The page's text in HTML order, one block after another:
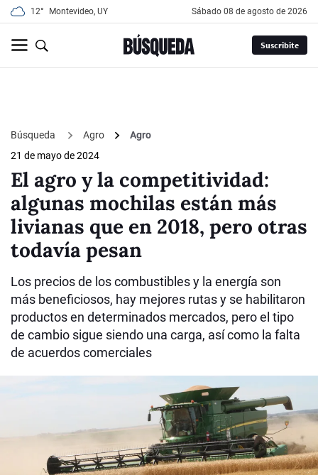
12° Montevideo, UY sábado 08 de agosto de 2026
Suscribite
Búsqueda Agro
Agro
21 de mayo de 2024
El agro y la competitividad:
algunas mochilas están más
livianas que en 2018, pero otras
todavía pesan
Los precios de los combustibles y la energía son
más beneficiosos, hay mejores rutas y se habilitaron
productos en determinados mercados, pero el tipo
de cambio sigue siendo una carga, así como la falta
de acuerdos comerciales